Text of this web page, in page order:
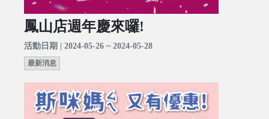
鳳山店週年慶來囉!
活動日期 | 2024-05-26 ~ 2024-05-28
最新消息